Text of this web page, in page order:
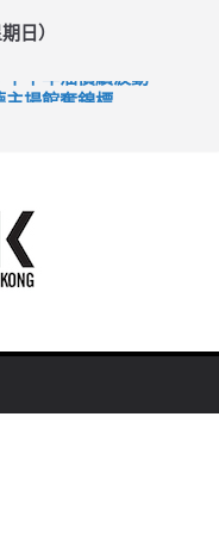
日）
半年油價續波動
場館奪錦標
取今屆任期內完成立法